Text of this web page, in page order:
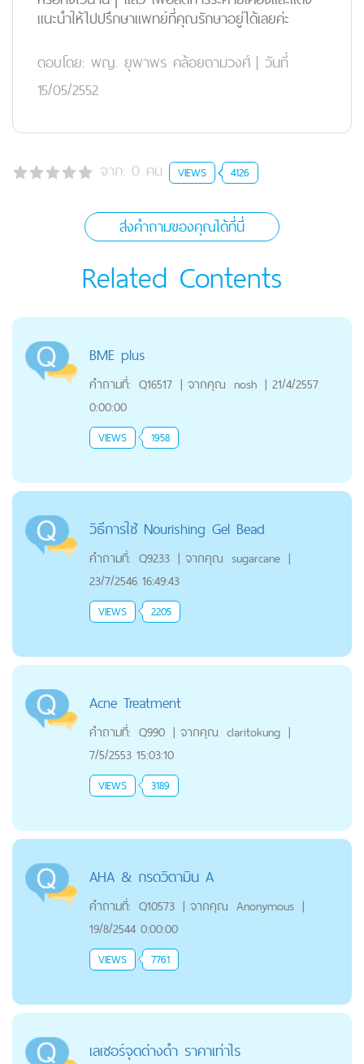
แนะนำให้ไปปรึกษาแพทย์ที่คุณรักษาอยู่ได้เลยค่ะ
ตอบโดย: พญ. ยุพาพร คล้อยตามวงศ์ | วันที่
15/05/2552
จาก: 0 คน VIEWS 4126
ส่งคำถามของคุณได้ที่นี่
Related Contents
BME plus
คำถามที่: Q16517 | จากคุณ nosh | 21/4/2557
0:00:00
VIEWS 1958
วิธีการใช้ Nourishing Gel Bead
คำถามที่: Q9233 | จากคุณ sugarcane |
23/7/2546 16:49:43
VIEWS 2205
Acne Treatment
คำถามที่: Q990 | จากคุณ claritokung |
7/5/2553 15:03:10
VIEWS 3189
AHA & กรดวิตามิน A
คำถามที่: Q10573 | จากคุณ Anonymous |
19/8/2544 0:00:00
VIEWS 7761
เลเซอร์จุดด่างดำ ราคาเท่าไร